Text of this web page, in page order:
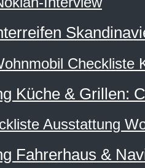
Küche & Grillen:
Fahrerhaus &